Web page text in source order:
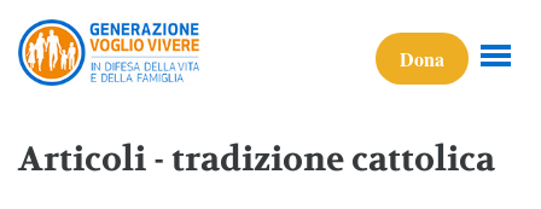
Dona
Articoli - tradizione cattolica